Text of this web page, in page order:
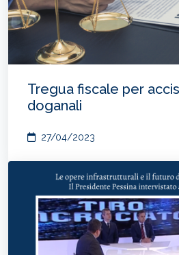
Tregua fiscale per
doganali
27/04/2023